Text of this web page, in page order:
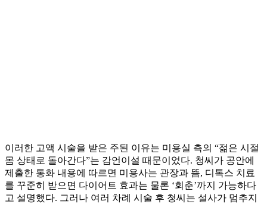
이러한 고액 시술을 받은 주된 이유는 미용실 측의 “젊은 시절
몸 상태로 돌아간다”는 감언이설 때문이었다. 청씨가 공안에
제출한 통화 내용에 따르면 미용사는 관장과 뜸, 디톡스 치료
를 꾸준히 받으면 다이어트 효과는 물론 ‘회춘’까지 가능하다
고 설명했다. 그러나 여러 차례 시술 후 청씨는 설사가 멈추지